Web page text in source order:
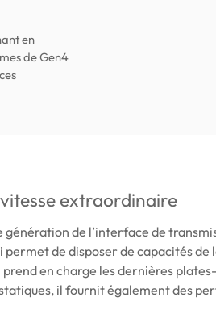
en
de Gen4
extraordinaire
de l’interface de
de disposer de capacités de
en charge les dernières
il fournit également des